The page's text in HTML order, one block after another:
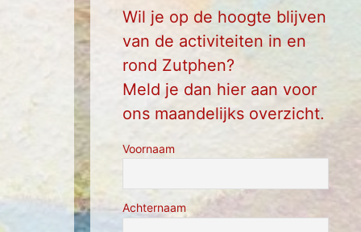
Wil je op de hoogte blijven
van de activiteiten in en
rond Zutphen?
Meld je dan hier aan voor
ons maandelijks overzicht.
Voornaam
Achternaam